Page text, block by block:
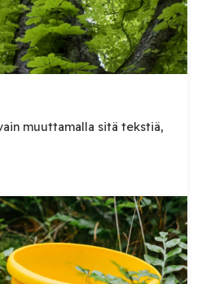
muuttamalla sitä tekstiä,